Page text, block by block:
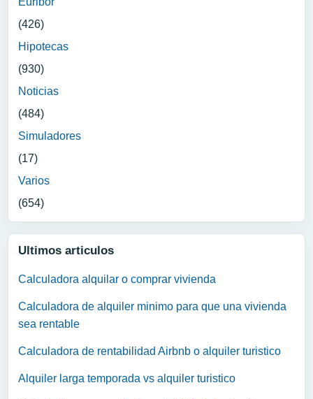
(426)
Hipotecas
(930)
Noticias
(484)
Simuladores
(17)
Varios
(654)
Ultimos articulos
Calculadora alquilar o comprar vivienda
Calculadora de alquiler minimo para que una vivienda
sea rentable
Calculadora de rentabilidad Airbnb o alquiler turistico
Alquiler larga temporada vs alquiler turistico